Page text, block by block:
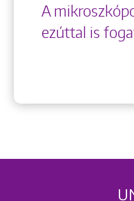
A
ezúttal is